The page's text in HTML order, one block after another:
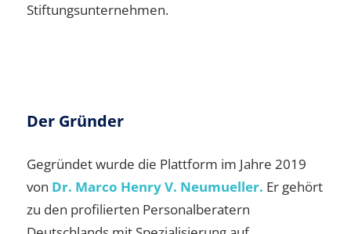
Stiftungsunternehmen.
Der Gründer
Gegründet wurde die Plattform im Jahre 2019
von Dr. Marco Henry V. Neumueller. Er gehört
zu den profilierten Personalberatern